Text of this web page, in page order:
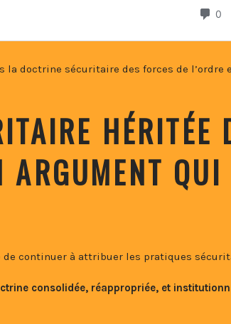
la doctrine sécuritaire des forces de l’ordre
HÉRITÉE
QUI
continuer à attribuer les pratiques
consolidée, réappropriée, et